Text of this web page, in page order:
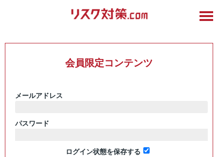
会員限定コンテンツ
メールアドレス
パスワード
ログイン状態を保存する